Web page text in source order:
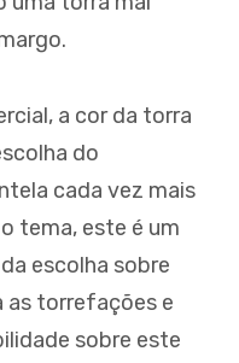
a cor da torra
do
cada vez mais
tema, este é um
escolha sobre
as torrefações e
sobre este